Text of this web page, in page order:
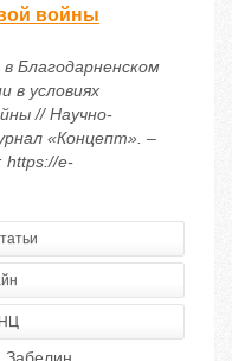
войны
Благодарненском
в условиях
// Научно-
«Концепт». –
https://e-